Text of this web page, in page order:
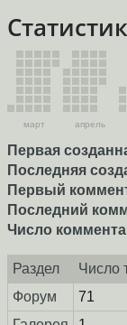
март апрель
Первая
Последняя
Первый
Последний
Число
Раздел
Число
Форум
71